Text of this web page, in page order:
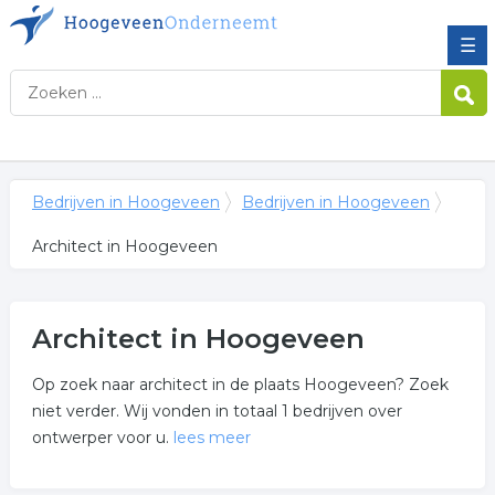
☰
Bedrijven in Hoogeveen Bedrijven in Hoogeveen
Architect in Hoogeveen
Architect in Hoogeveen
Op zoek naar architect in de plaats Hoogeveen? Zoek
niet verder. Wij vonden in totaal 1 bedrijven over
ontwerper voor u. lees meer